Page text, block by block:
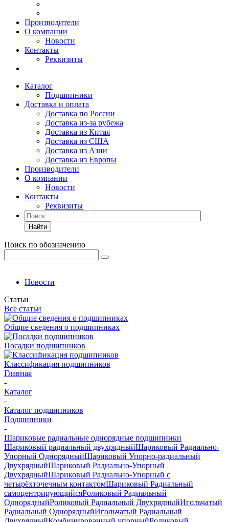
Производители
О компании
Новости
Контакты
Реквизиты
Каталог
Подшипники
Доставка и оплата
Доставка по России
Доставка из-за рубежа
Доставка из Китая
Доставка из США
Доставка из Азии
Доставка из Европы
Производители
О компании
Новости
Контакты
Реквизиты
Найти
Поиск по обозначению
Новости
Статьи
Все статьи
Общие сведения о подшипниках
Посадки подшипников
Классификация подшипников
Главная
-
Каталог
-
Каталог подшипников
Подшипники
-
Шариковые радиальные однорядные подшипники
Шариковый радиальный двухрядныйШариковый Радиально-
Упорный ОднорядныйШариковый Упорно-радиальный
ДвухрядныйШариковый Радиально-Упорный
ДвухрядныйШариковый Радиально-Упорный с
четырёхточечным контактомШариковый Радиальный
самоцентрирующийсяРоликовый Радиальный
ОднорядныйРоликовый Радиальный ДвухрядныйИгольчатый
Радиальный ОднорядныйИгольчатый Радиальный